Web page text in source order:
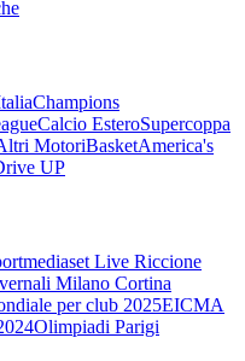
Champions
Calcio EsteroSupercoppa
MotoriBasketAmerica's
UP
Live Riccione
Milano Cortina
per club 2025EICMA
Olimpiadi Parigi